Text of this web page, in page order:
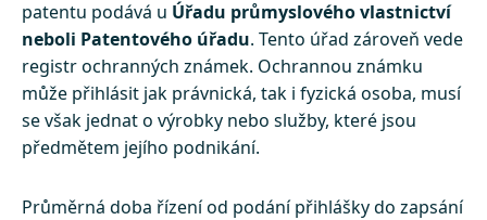
patentu podává u Úřadu průmyslového vlastnictví
neboli Patentového úřadu. Tento úřad zároveň vede
registr ochranných známek. Ochrannou známku
může přihlásit jak právnická, tak i fyzická osoba, musí
se však jednat o výrobky nebo služby, které jsou
předmětem jejího podnikání.
Průměrná doba řízení od podání přihlášky do zapsání